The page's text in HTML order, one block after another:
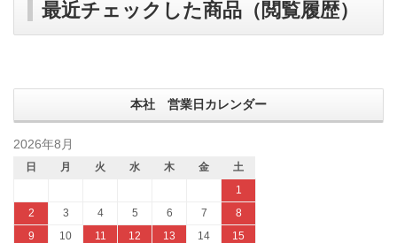
最近チェックした商品（閲覧履歴）
本社 営業日カレンダー
2026年8月
日 月 火 水 木 金
土
1
2
3 4 5 6 7
8
9
10 11 12 13 14
15